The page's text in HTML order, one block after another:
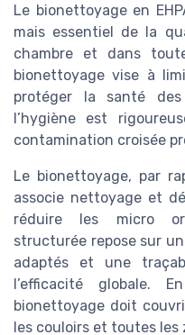
Le bionettoyage en
mais essentiel de la
chambre et dans
bionettoyage vise à
protéger la santé
l’hygiène est
contamination croisée
Le bionettoyage, par
associe nettoyage et
réduire les micro
structurée repose sur
adaptés et une
l’efficacité globale.
bionettoyage doit
les couloirs et toutes les